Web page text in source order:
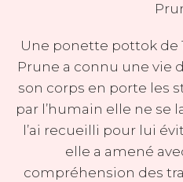
Une ponette pottok de
Prune a connu une vie
son corps en porte les
par l’humain elle ne se
l’ai recueilli pour lui
elle a amené
compréhension des